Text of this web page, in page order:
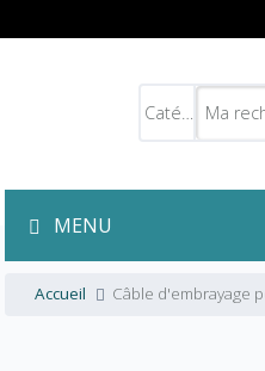
MENU
Accueil Câble d'embrayage